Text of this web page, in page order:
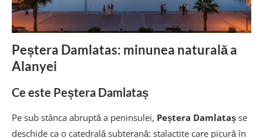
Peștera Damlatas: minunea naturală a
Alanyei
Ce este Peștera Damlataș
Pe sub stânca abruptă a peninsulei, Peștera Damlataș se
deschide ca o catedrală subterană: stalactite care picură în